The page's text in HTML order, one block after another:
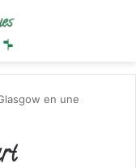
en une